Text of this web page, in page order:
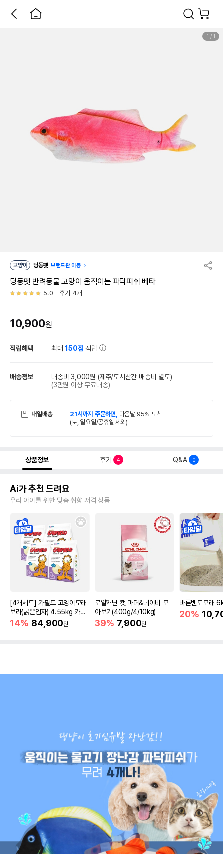
1 / 1
고양이 딩동펫 브랜드관 이동
딩동펫 반려동물 고양이 움직이는 파닥피쉬 베타
5.0 후기 4개
10,900원
적립혜택 최대150점 적립
배송정보 배송비 3,000원 (제주/도서산간 배송비 별도)
(3만원 이상 무료배송)
내일배송 21시까지 주문하면, 다음날 95% 도착
(토, 일요일/공휴일 제외)
상품정보 후기 4 Q&A 0
Ai가 추천 드려요
우리 아이를 위한 맞춤 취향 저격 상품
[4개세트] 가필드 고양이모래
보라(굵은입자) 4.55kg 카사
바모래
14% 84,900원
로얄캐닌 캣 마더&베이비 모
아보기(400g/4/10kg)
39% 7,900원
바른벤토모래
20%